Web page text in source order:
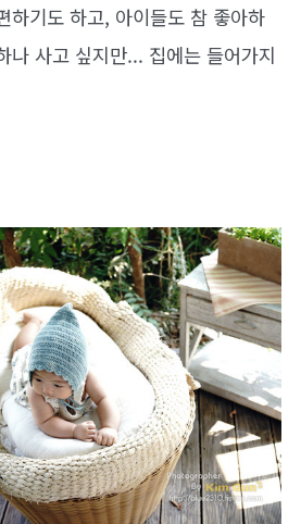
하기도 하고, 아이들도 참 좋아하
나 사고 싶지만... 집에는 들어가지